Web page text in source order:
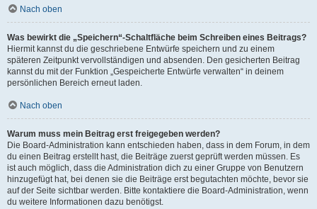
Nach oben
Was bewirkt die „Speichern“-Schaltfläche beim Schreiben eines Beitrags?
Hiermit kannst du die geschriebene Entwürfe speichern und zu einem
späteren Zeitpunkt vervollständigen und absenden. Den gesicherten Beitrag
kannst du mit der Funktion „Gespeicherte Entwürfe verwalten“ in deinem
persönlichen Bereich erneut laden.
Nach oben
Warum muss mein Beitrag erst freigegeben werden?
Die Board-Administration kann entschieden haben, dass in dem Forum, in dem
du einen Beitrag erstellt hast, die Beiträge zuerst geprüft werden müssen. Es
ist auch möglich, dass die Administration dich zu einer Gruppe von Benutzern
hinzugefügt hat, bei denen sie die Beiträge erst begutachten möchte, bevor sie
auf der Seite sichtbar werden. Bitte kontaktiere die Board-Administration, wenn
du weitere Informationen dazu benötigst.